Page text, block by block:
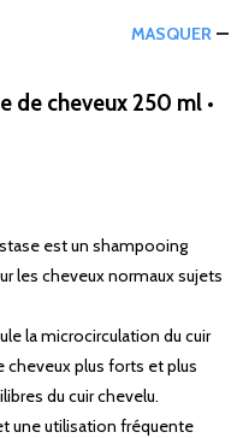
MASQUER
de cheveux 250 ml •
est un shampooing
les cheveux normaux sujets
la microcirculation du cuir
cheveux plus forts et plus
du cuir chevelu.
une utilisation fréquente